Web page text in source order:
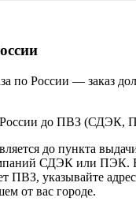
по России — заказ
России до ПВЗ (СДЭК,
до пункта
СДЭК или ПЭК.
ПВЗ, указывайте
от вас городе.